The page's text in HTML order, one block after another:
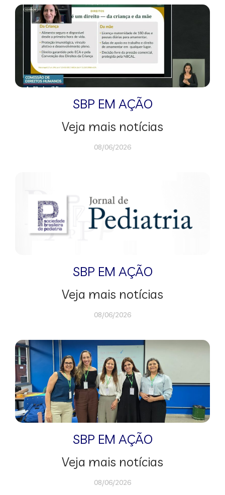
SBP EM AÇÃO
Veja mais notícias
08/06/2026
SBP EM AÇÃO
Veja mais notícias
08/06/2026
SBP EM AÇÃO
Veja mais notícias
08/06/2026